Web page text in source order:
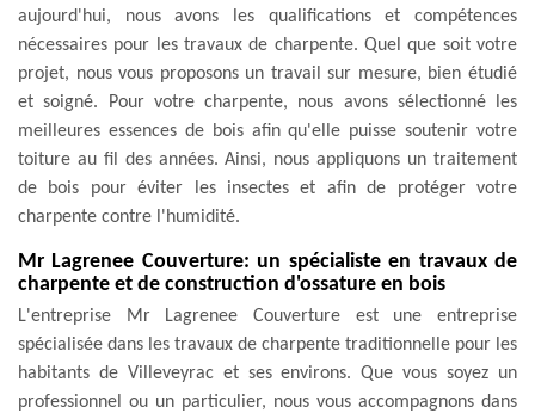
aujourd'hui, nous avons les qualifications et compétences
nécessaires pour les travaux de charpente. Quel que soit votre
projet, nous vous proposons un travail sur mesure, bien étudié
et soigné. Pour votre charpente, nous avons sélectionné les
meilleures essences de bois afin qu'elle puisse soutenir votre
toiture au fil des années. Ainsi, nous appliquons un traitement
de bois pour éviter les insectes et afin de protéger votre
charpente contre l'humidité.
Mr Lagrenee Couverture: un spécialiste en travaux de
charpente et de construction d'ossature en bois
L'entreprise Mr Lagrenee Couverture est une entreprise
spécialisée dans les travaux de charpente traditionnelle pour les
habitants de Villeveyrac et ses environs. Que vous soyez un
professionnel ou un particulier, nous vous accompagnons dans